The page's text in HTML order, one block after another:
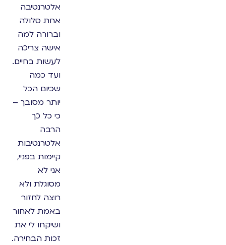
אלטרנטיבה
אחת סלולה
וברורה למה
אישה צריכה
לעשות בחיים.
ועד כמה
שכיום הכל
יותר מסובך –
כי כל כך
הרבה
אלטרנטיבות
קיימות בפניי,
אני לא
מסוגלת ולא
רוצה לחזור
באמת לאחור
ושיקחו לי את
זכות הבחירה.